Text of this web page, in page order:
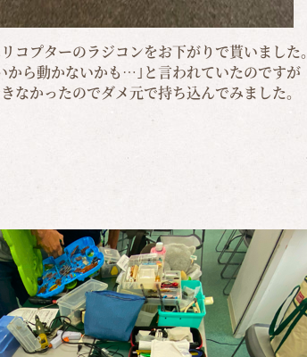
コプターのラジコンをお下がりで貰いました。
から動かないかも…｣と言われていたのですが
なかったのでダメ元で持ち込んでみました。